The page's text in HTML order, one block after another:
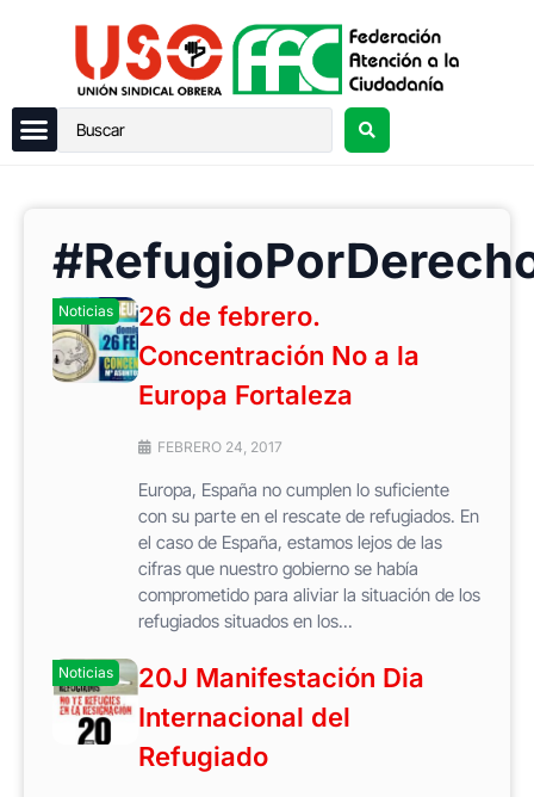
Noticias
26 de febrero.
Concentración No a la
Europa Fortaleza
FEBRERO 24, 2017
Europa, España no cumplen lo suficiente
con su parte en el rescate de refugiados. En
el caso de España, estamos lejos de las
cifras que nuestro gobierno se había
comprometido para aliviar la situación de los
refugiados situados en los...
Noticias
20J Manifestación Dia
Internacional del
Refugiado